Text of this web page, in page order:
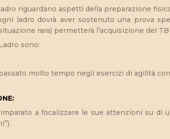
riguardano aspetti della preparazione
ladro dovrà aver sostenuto una prova
rara) permetterà l’acquisizione del
sono:
molto tempo negli esercizi di agilità
a focalizzare le sue attenzioni su